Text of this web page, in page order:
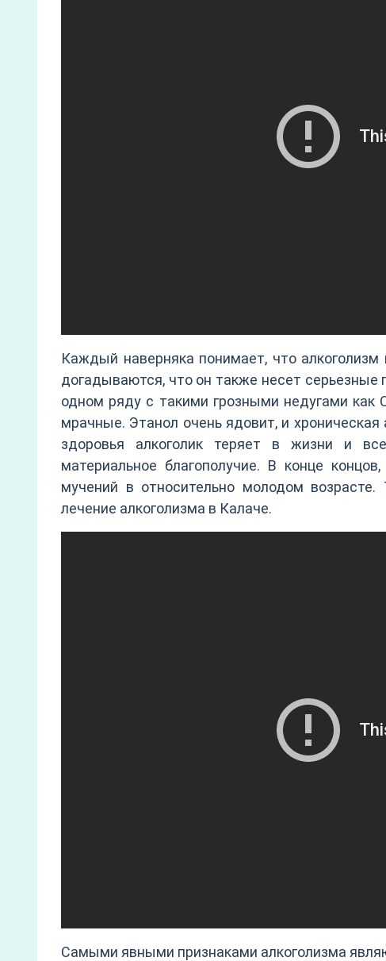
Каждый наверняка понимает, что
догадываются, что он также несет серьезные
одном ряду с такими грозными недугами как
мрачные. Этанол очень ядовит, и
здоровья алкоголик теряет в жизни и
материальное благополучие. В конце
мучений в относительно молодом
лечение алкоголизма в Калаче.
Самыми явными признаками алкоголизма